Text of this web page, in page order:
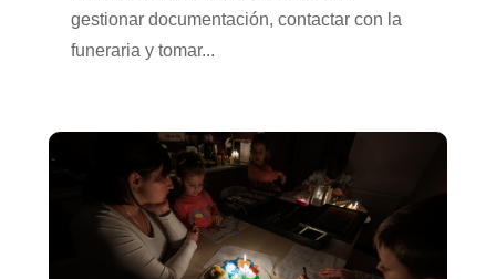
gestionar documentación, contactar con la
funeraria y tomar...